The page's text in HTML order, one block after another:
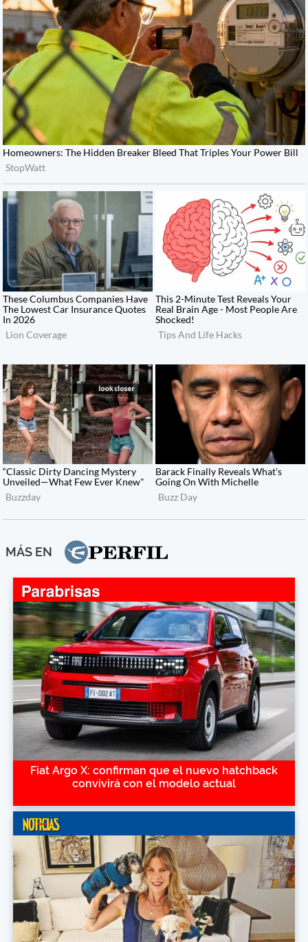
MÁS EN
Fiat Argo X: confirman que el nuevo hatchback
convivirá con el modelo actual